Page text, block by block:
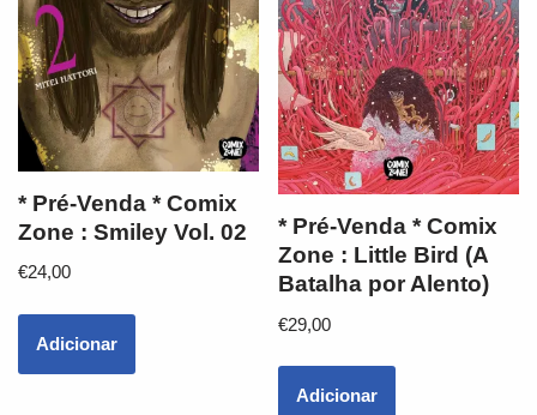
* Pré-Venda * Comix
Zone : Smiley Vol. 02
€24,00
Adicionar
* Pré-Venda * Comix
Zone : Little Bird (A
Batalha por Alento)
€29,00
Adicionar